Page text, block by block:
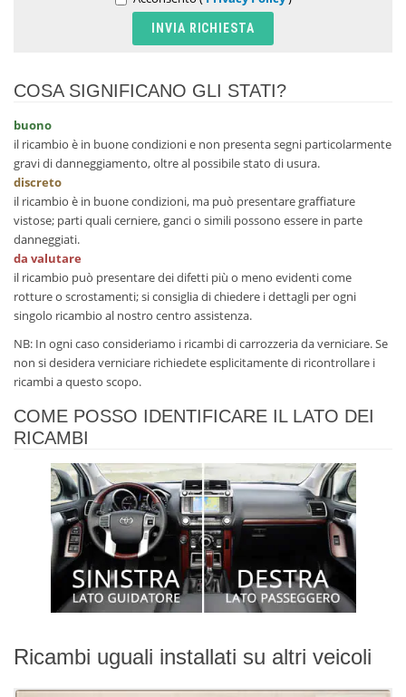
COSA SIGNIFICANO GLI STATI?
buono
il ricambio è in buone condizioni e non presenta segni particolarmente
gravi di danneggiamento, oltre al possibile stato di usura.
discreto
il ricambio è in buone condizioni, ma può presentare graffiature
vistose; parti quali cerniere, ganci o simili possono essere in parte
danneggiati.
da valutare
il ricambio può presentare dei difetti più o meno evidenti come
rotture o scrostamenti; si consiglia di chiedere i dettagli per ogni
singolo ricambio al nostro centro assistenza.
NB: In ogni caso consideriamo i ricambi di carrozzeria da verniciare. Se
non si desidera verniciare richiedete esplicitamente di ricontrollare i
ricambi a questo scopo.
COME POSSO IDENTIFICARE IL LATO DEI
RICAMBI
Ricambi uguali installati su altri veicoli